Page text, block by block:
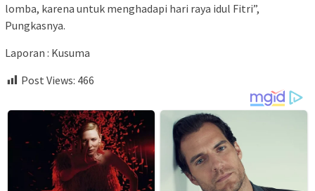
lomba, karena untuk menghadapi hari raya idul Fitri”,
Pungkasnya.
Laporan : Kusuma
Post Views: 466